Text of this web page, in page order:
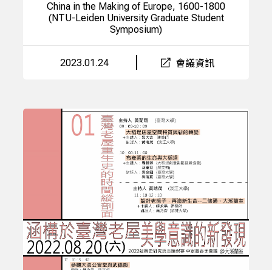
China in the Making of Europe, 1600-1800
(NTU-Leiden University Graduate Student
Symposium)
2023.01.24 會議資訊